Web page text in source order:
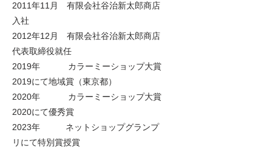
2011年11月 有限会社谷治新太郎商店
入社
2012年12月 有限会社谷治新太郎商店
代表取締役就任
2019年 カラーミーショップ大賞
2019にて地域賞（東京都）
2020年 カラーミーショップ大賞
2020にて優秀賞
2023年 ネットショップグランプ
リにて特別賞授賞